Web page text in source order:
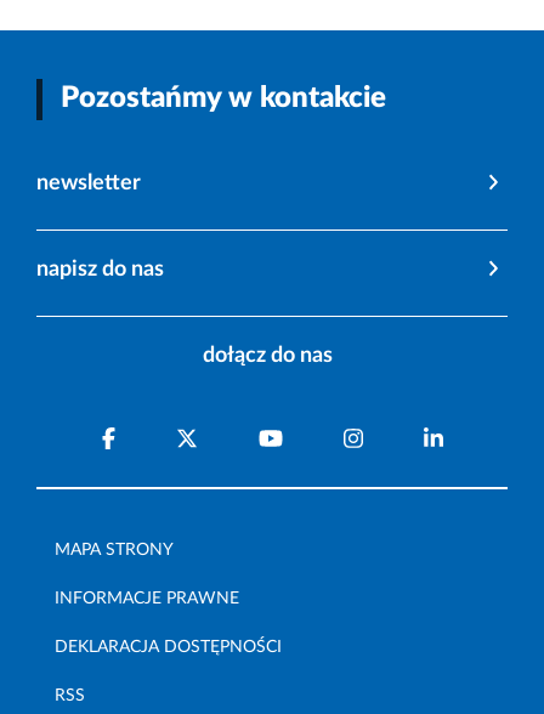
Pozostańmy w kontakcie
newsletter
napisz do nas
dołącz do nas
MAPA STRONY
INFORMACJE PRAWNE
DEKLARACJA DOSTĘPNOŚCI
RSS